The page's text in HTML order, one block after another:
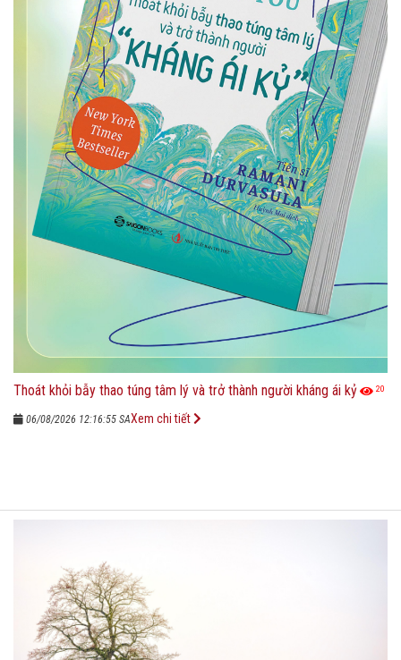
Thoát khỏi bẫy thao túng tâm lý và trở thành người kháng ái kỷ 20
06/08/2026 12:16:55 SAXem chi tiết